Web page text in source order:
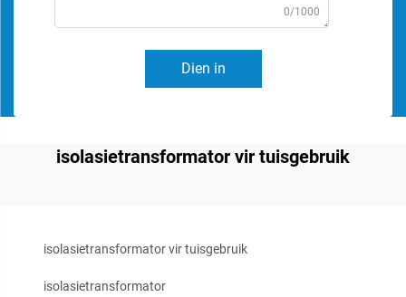
0/1000
Dien in
isolasietransformator vir tuisgebruik
isolasietransformator vir tuisgebruik
isolasietransformator